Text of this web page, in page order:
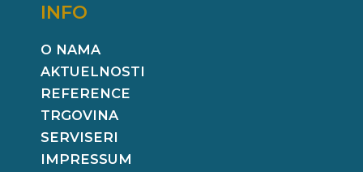
INFO
O NAMA
AKTUELNOSTI
REFERENCE
TRGOVINA
SERVISERI
IMPRESSUM